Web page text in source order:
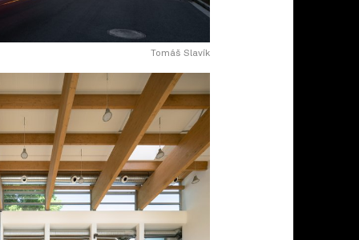
Tomáš Slavík